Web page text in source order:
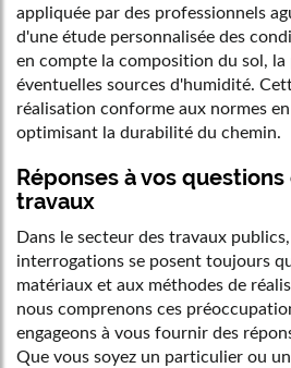
appliquée par des professionnels
d'une étude personnalisée des
en compte la composition du sol,
éventuelles sources d'humidité.
réalisation conforme aux normes
optimisant la durabilité du chemin.
Réponses à vos
travaux
Dans le secteur des travaux
interrogations se posent toujours
matériaux et aux méthodes de
nous comprenons ces
engageons à vous fournir des
Que vous soyez un particulier ou